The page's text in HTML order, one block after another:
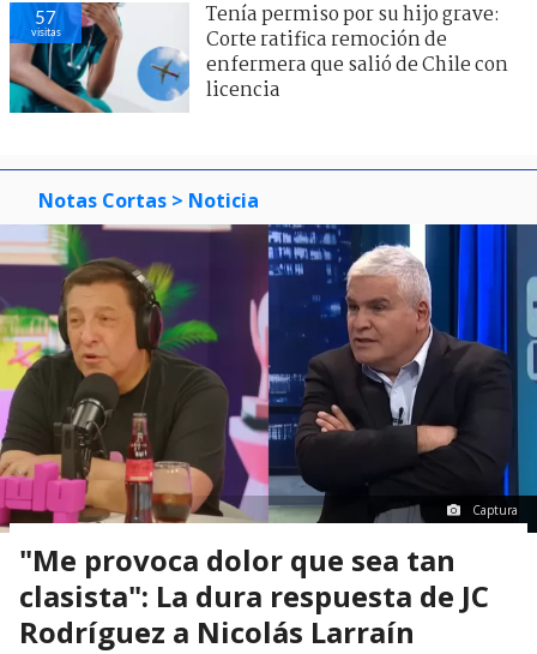
57
visitas
Tenía permiso por su hijo grave:
Corte ratifica remoción de
enfermera que salió de Chile con
licencia
Notas Cortas > Noticia
Captura
"Me provoca dolor que sea tan
clasista": La dura respuesta de JC
Rodríguez a Nicolás Larraín